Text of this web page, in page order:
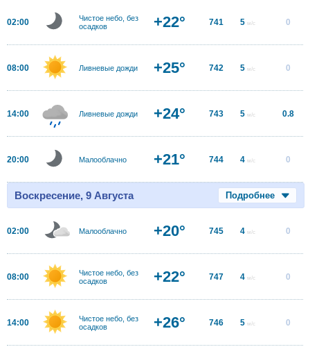
02:00
Чистое небо, без
осадков
+22° 741 5 м/с 0
08:00 Ливневые дожди +25° 742 5 м/с 0
14:00 Ливневые дожди +24° 743 5 м/с 0.8
20:00 Малооблачно +21° 744 4 м/с 0
Воскресение, 9 Августа Подробнее
02:00 Малооблачно +20° 745 4 м/с 0
08:00
Чистое небо, без
осадков
+22° 747 4 м/с 0
14:00
Чистое небо, без
осадков
+26° 746 5 м/с 0